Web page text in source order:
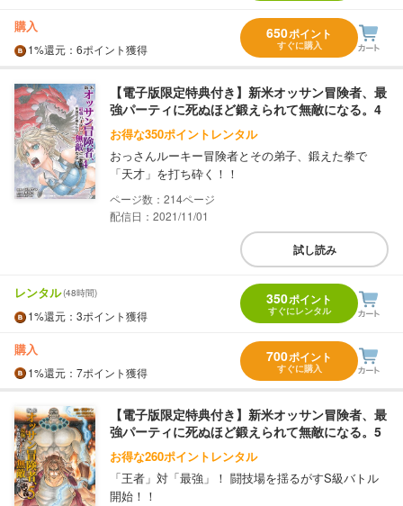
購入
1%還元 ：6ポイント獲得
650ポイント
すぐに購入
【電子版限定特典付き】新米オッサン冒険者、最
強パーティに死ぬほど鍛えられて無敵になる。4
お得な350ポイントレンタル
おっさんルーキー冒険者とその弟子、鍛えた拳で
「天才」を打ち砕く！！
214
配信日：2021/11/01
試し読み
レンタル(48時間)
1%還元 ：3ポイント獲得
350ポイント
すぐにレンタル
購入
1%還元 ：7ポイント獲得
700ポイント
すぐに購入
【電子版限定特典付き】新米オッサン冒険者、最
強パーティに死ぬほど鍛えられて無敵になる。5
お得な260ポイントレンタル
「王者」対「最強」！ 闘技場を揺るがすS級バトル
開始！！